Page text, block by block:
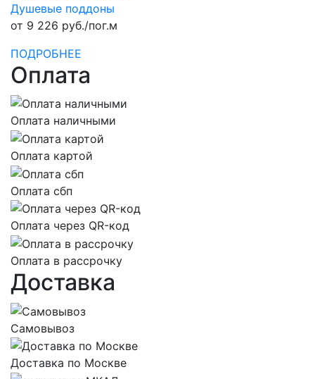
Душевые поддоны
от 9 226 руб./пог.м
ПОДРОБНЕЕ
Оплата
Оплата наличными
Оплата картой
Оплата сбп
Оплата через QR-код
Оплата в рассрочку
Доставка
Самовывоз
Доставка по Москве